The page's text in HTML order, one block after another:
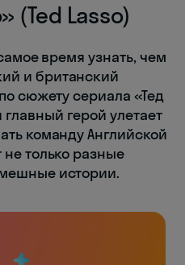
(Ted Lasso)
время узнать, чем
и британский
сюжету сериала «Тед
герой улетает
команду Английской
только разные
истории.